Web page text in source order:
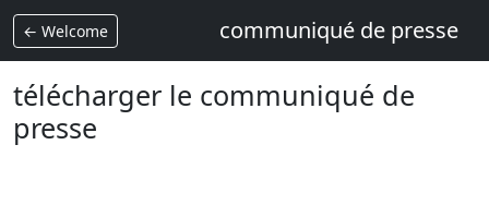
← Welcome communiqué de presse
télécharger le communiqué de
presse